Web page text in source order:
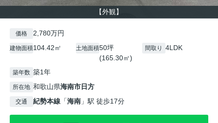
【外観】
価格 2,780万円
建物面積104.42㎡ 土地面積50坪
(165.30㎡)
間取り 4LDK
築年数 築1年
所在地 和歌山県海南市日方
交通 紀勢本線 「海南 」駅 徒歩17分